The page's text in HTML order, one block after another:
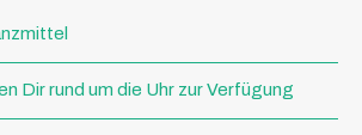
Dir rund um die Uhr zur Verfügung